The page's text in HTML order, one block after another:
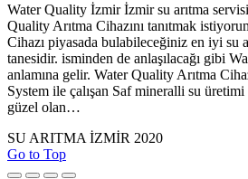
Water Quality İzmir İzmir su arıtma
Quality Arıtma Cihazını tanıtmak
Cihazı piyasada bulabileceğiniz en iyi su
tanesidir. isminden de anlaşılacağı gibi
anlamına gelir. Water Quality Arıtma
System ile çalışan Saf mineralli su
güzel olan…
SU ARITMA İZMİR 2020
Go to Top